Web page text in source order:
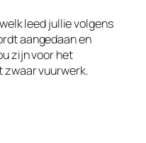
leed jullie volgens
aangedaan en
zijn voor het
zwaar vuurwerk.